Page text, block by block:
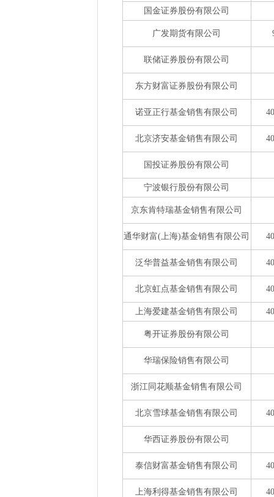
国金证券股份有限公司
广发期货有限公司
联储证券股份有限公司
东方财富证券股份有限公司
诺亚正行基金销售有限公司
北京济安基金销售有限公司
国投证券股份有限公司
宁波银行股份有限公司
京东肯特瑞基金销售有限公司
通华财富(上海)基金销售有限公司
泛华普益基金销售有限公司
北京虹点基金销售有限公司
上海爱建基金销售有限公司
粤开证券股份有限公司
华瑞保险销售有限公司
浙江同花顺基金销售有限公司
北京雪球基金销售有限公司
华西证券股份有限公司
泰信财富基金销售有限公司
上海利得基金销售有限公司